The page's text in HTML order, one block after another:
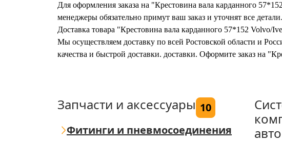
Для оформления заказа на "Крестовина вала карданного
менеджеры обязательно примут ваш заказ и уточнят все детали.
Доставка товара "Крестовина вала карданного 57*152 Volvo/
Мы осуществляем доставку по всей Ростовской области и
качества и быстрой доставки. доставки. Оформите заказ на
Запчасти и аксессуары 10
Фитинги и пневмосоединения